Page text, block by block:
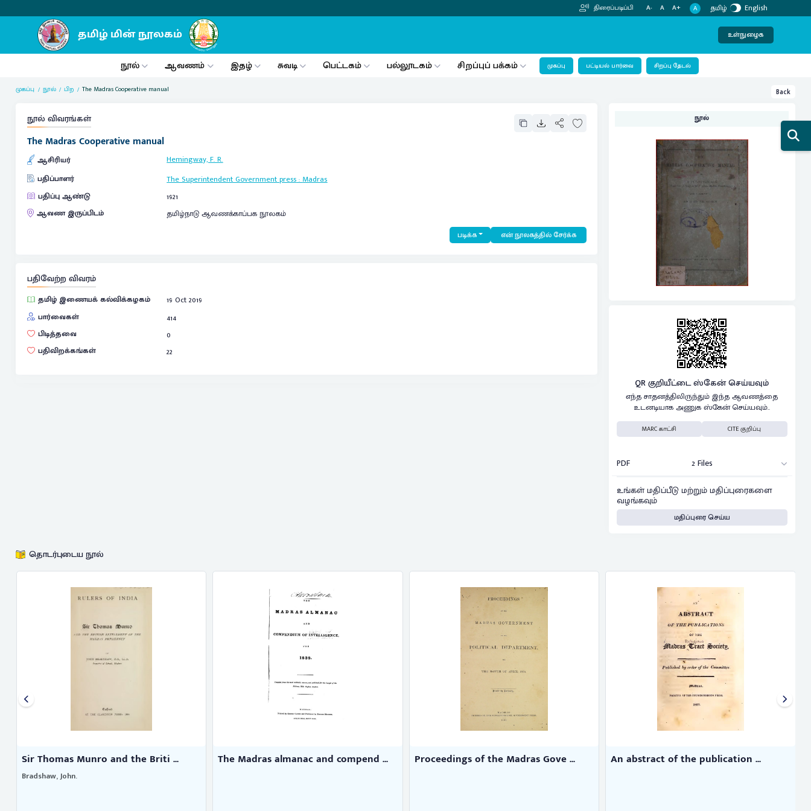
திரைப்படிப்பி A- A A+ A தமிழ் English
உள்நுழைக
நூல் ஆவணம் இதழ் சுவடி பெட்டகம் பல்லூடகம் சிறப்புப் பக்கம் முகப்பு பட்டியல் பார்வை சிறப்பு தேடல்
முகப்பு நூல் பிற The Madras Cooperative manual Back
நூல் விவரங்கள்
The Madras Cooperative manual
ஆசிரியர்
Hemingway, F. R.
பதிப்பாளர்
The Superintendent Government press:Madras
பதிப்பு ஆண்டு
1921
ஆவண இருப்பிடம்
தமிழ்நாடு ஆவணக்காப்பக நூலகம்
படிக்க என் நூலகத்தில் சேர்க்க
பதிவேற்ற விவரம்
தமிழ் இணையக் கல்விக்கழகம்
19 Oct 2019
பார்வைகள்
414
பிடித்தவை
0
பதிவிறக்கங்கள்
22
நூல்
QR குறியீட்டை ஸ்கேன் செய்யவும்
எந்த சாதனத்திலிருந்தும் இந்த ஆவணத்தை
உடனடியாக அணுக ஸ்கேன் செய்யவும்..
MARC காட்சி CITE குறிப்பு
PDF 2 Files
உங்கள் மதிப்பீடு மற்றும் மதிப்புரைகளை
வழங்கவும்
மதிப்புரை செய்ய
தொடர்புடைய நூல்
Sir Thomas Munro and the Briti ...
Bradshaw, John.
The Madras almanac and compend ... Proceedings of the Madras Gove ... An abstract of the publication ...